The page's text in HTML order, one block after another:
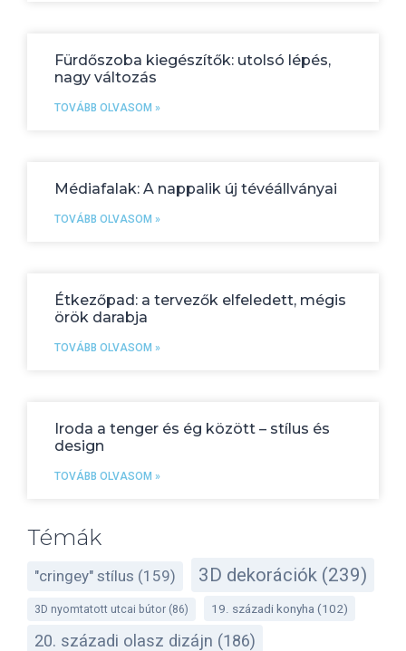
Fürdőszoba kiegészítők: utolsó lépés,
nagy változás
TOVÁBB OLVASOM »
Médiafalak: A nappalik új tévéállványai
TOVÁBB OLVASOM »
Étkezőpad: a tervezők elfeledett, mégis
örök darabja
TOVÁBB OLVASOM »
Iroda a tenger és ég között – stílus és
design
TOVÁBB OLVASOM »
Témák
"cringey" stílus (159) 3D dekorációk (239)
3D nyomtatott utcai bútor (86) 19. századi konyha (102)
20. századi olasz dizájn (186)